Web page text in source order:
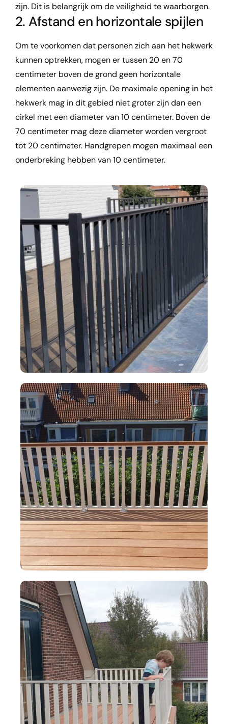
zijn. Dit is belangrijk om de veiligheid te waarborgen.
2. Afstand en horizontale spijlen
Om te voorkomen dat personen zich aan het hekwerk
kunnen optrekken, mogen er tussen 20 en 70
centimeter boven de grond geen horizontale
elementen aanwezig zijn. De maximale opening in het
hekwerk mag in dit gebied niet groter zijn dan een
cirkel met een diameter van 10 centimeter. Boven de
70 centimeter mag deze diameter worden vergroot
tot 20 centimeter. Handgrepen mogen maximaal een
onderbreking hebben van 10 centimeter.